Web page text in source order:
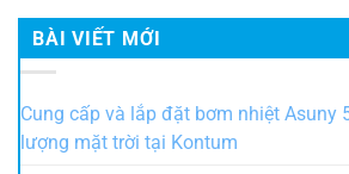
BÀI VIẾT MỚI
Cung cấp và lắp đặt bơm nhiệt Asuny
lượng mặt trời tại Kontum